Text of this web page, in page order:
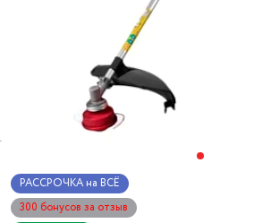
РАССРОЧКА на ВСЁ
300 бонусов за отзыв